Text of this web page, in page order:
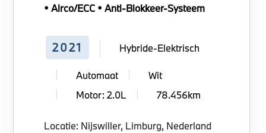
• Airco/ECC • Anti-Blokkeer-Systeem
2021 Hybride-Elektrisch
Automaat
Wit
Motor: 2.0L
78.456km
Locatie: Nijswiller, Limburg, Nederland